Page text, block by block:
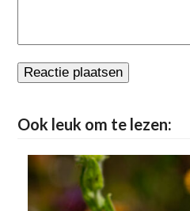
Ook leuk om te lezen: